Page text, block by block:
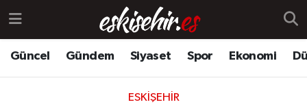
Güncel Gündem Siyaset Spor Ekonomi
ESKIŞEHIR